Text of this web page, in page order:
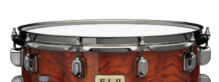
ドラム パーカッション
キーボード 電子ピアノ